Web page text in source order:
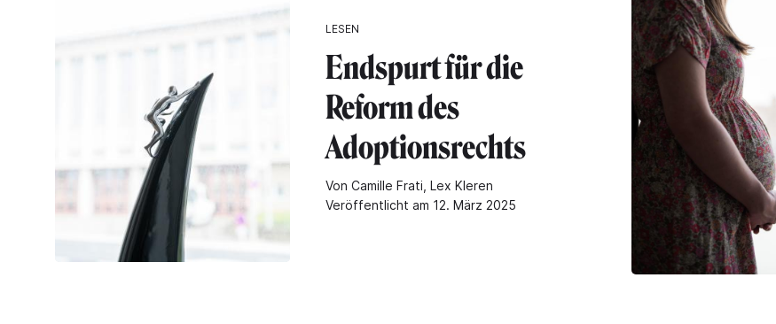
LESEN
Endspurt für die
Reform des
Adoptionsrechts
Von Camille Frati, Lex Kleren
Veröffentlicht am 12. März 2025